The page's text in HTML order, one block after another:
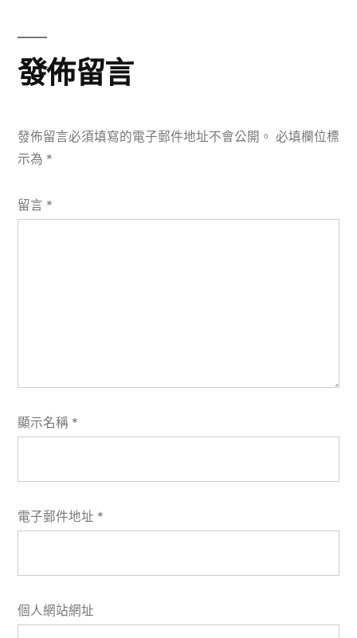
發佈留言
發佈留言必須填寫的電子郵件地址不會公開。 必填欄位標
示為 *
留言 *
顯示名稱 *
電子郵件地址 *
個人網站網址